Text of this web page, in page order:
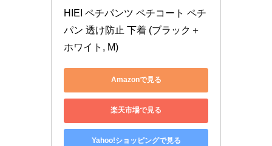
HIEI ペチパンツ ペチコート ペチ
パン 透け防止 下着 (ブラック＋
ホワイト, M)
Amazonで見る
楽天市場で見る
Yahoo!ショッピングで見る